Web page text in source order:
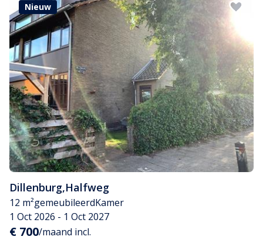
Nieuw
Dillenburg,Halfweg
12 m²gemeubileerdKamer
1 Oct 2026 - 1 Oct 2027
€ 700/maand incl.